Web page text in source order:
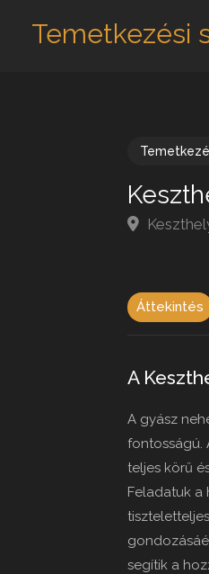
Temetkezési
Áttekintés
A
A gyász
fontosságú.
teljes körű
Feladatuk a
segítik a